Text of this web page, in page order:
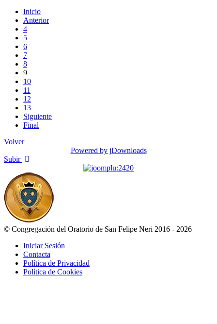
Inicio
Anterior
4
5
6
7
8
9
10
11
12
13
Siguiente
Final
Volver
Powered by jDownloads
Subir
© Congregación del Oratorio de San Felipe Neri 2016 - 2026
Iniciar Sesión
Contacta
Política de Privacidad
Política de Cookies